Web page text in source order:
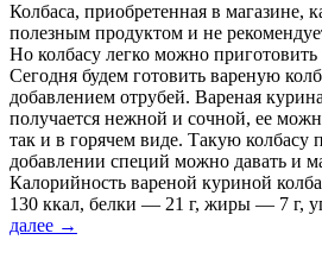
Колбаса, приобретенная в магазине,
полезным продуктом и не
Но колбасу легко можно
Сегодня будем готовить вареную
добавлением отрубей. Вареная
получается нежной и сочной, ее
так и в горячем виде. Такую колбасу
добавлении специй можно давать и
Калорийность вареной куриной
130 ккал, белки — 21 г, жиры — 7 г,
далее →